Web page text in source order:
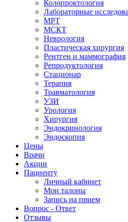
Колопроктология
Лабораторные
МРТ
МСКТ
Неврология
Пластическая хирургия
Рентген и маммография
Репродуктология
Стационар
Терапия
Травматология
УЗИ
Урология
Хирургия
Эндокринология
Эндоскопия
Цены
Врачи
Акции
Пациенту
Личный кабинет
Мои талоны
Запись на прием
Вопрос - Ответ
Отзывы